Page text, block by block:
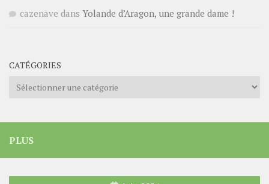
cazenave dans Yolande d’Aragon, une grande dame !
CATÉGORIES
Catégories
PLUS